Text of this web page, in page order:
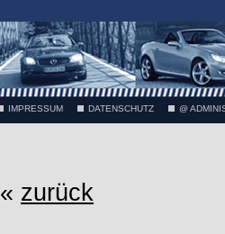
IMPRESSUM DATENSCHUTZ @
« zurück